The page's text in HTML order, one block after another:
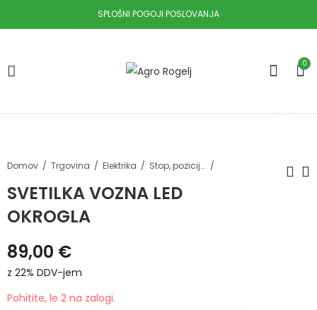
SPLOŠNI POGOJI POSLOVANJA
0
Domov Trgovina Elektrika Stop, pozicijske in ostale luči
SVETILKA VOZNA LED
OKROGLA
89,00 €
z 22% DDV-jem
Pohitite, le 2 na zalogi.